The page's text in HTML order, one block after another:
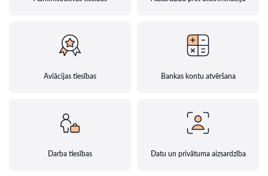
Aviācijas tiesības Bankas kontu atvēršana
Darba tiesības Datu un privātuma aizsardzība